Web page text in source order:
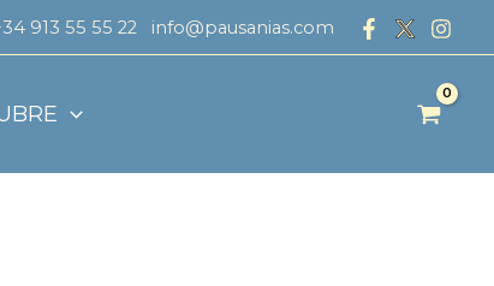
913 55 55 22 info@pausanias.com